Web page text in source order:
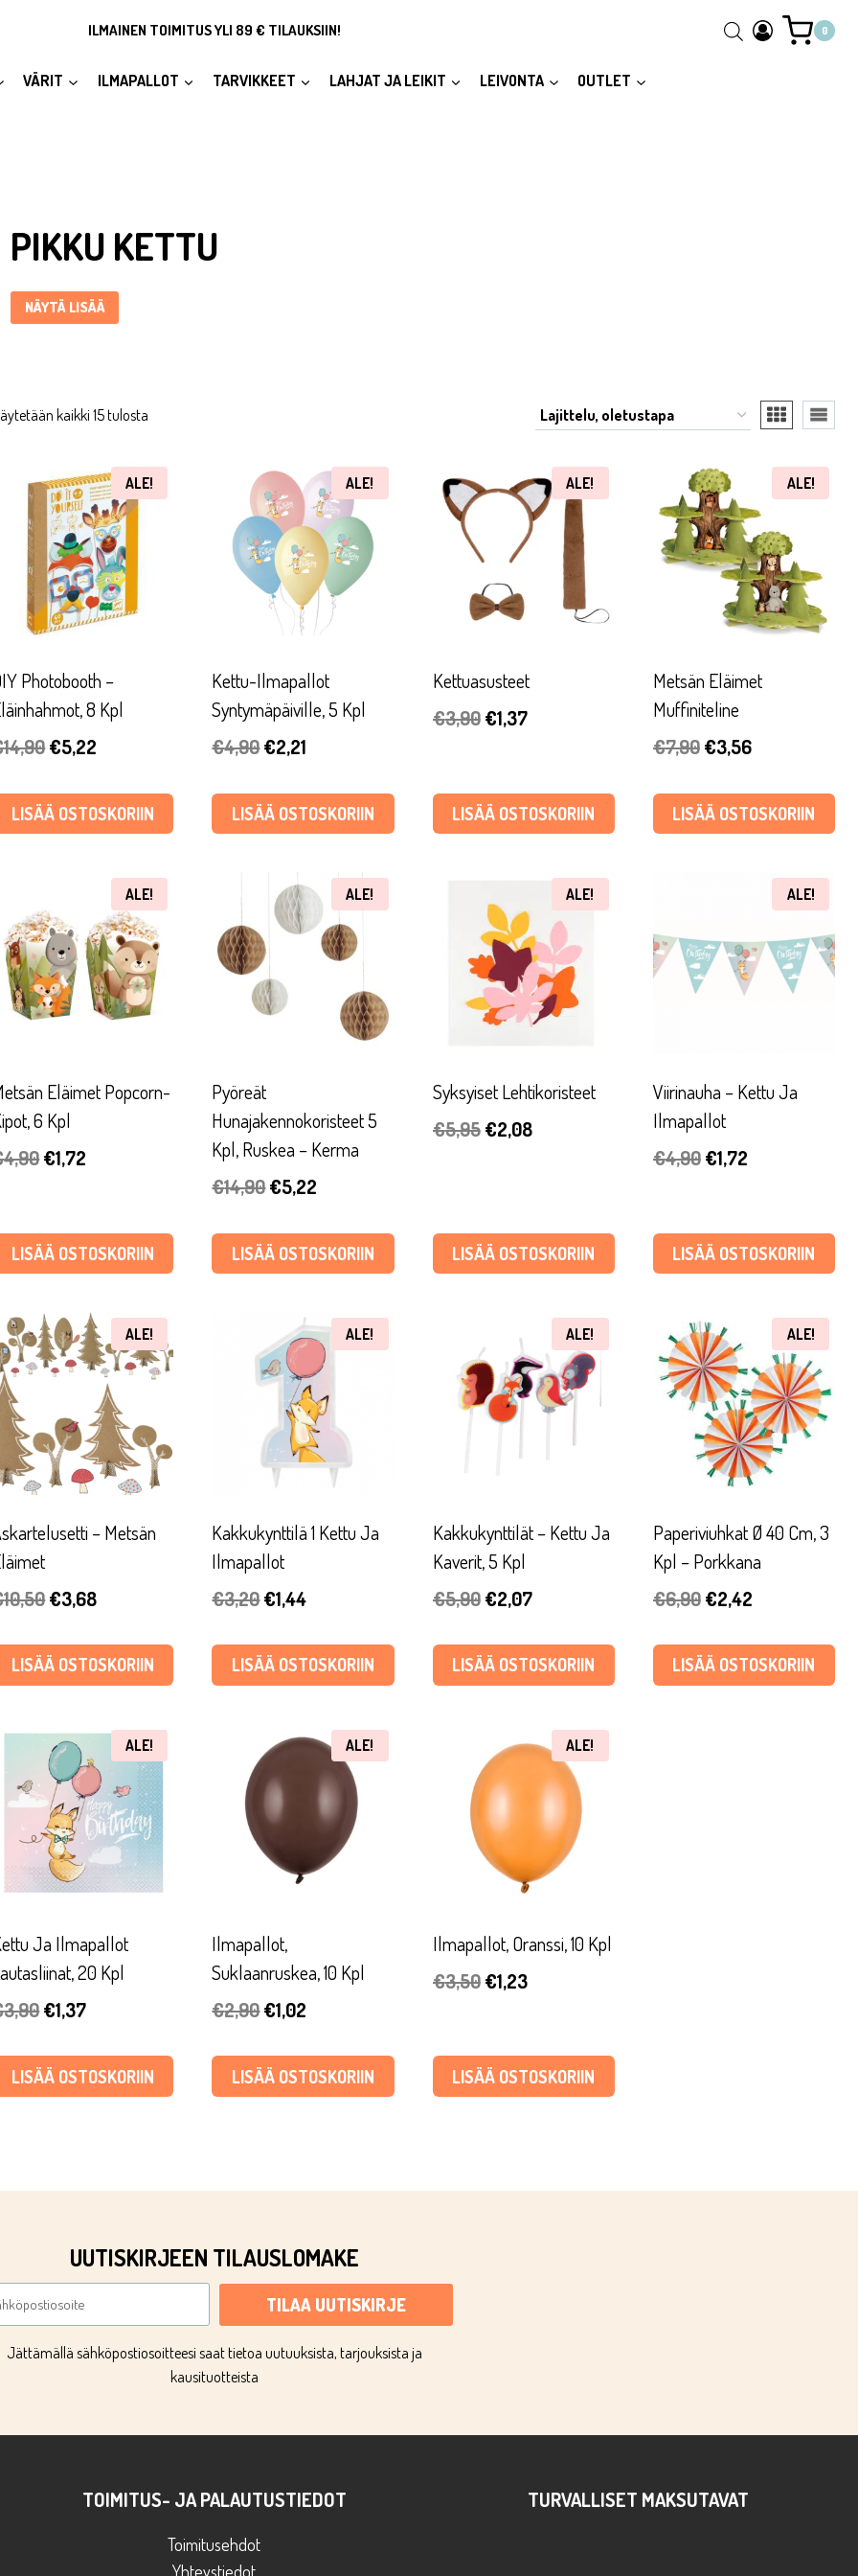
ILMAINEN TOIMITUS YLI 89 € TILAUKSIIN! 0
VÄRIT ILMAPALLOT TARVIKKEET LAHJAT JA LEIKIT LEIVONTA OUTLET
Pikku kettu ... Content continues. Activate the Näytä lisää button to reveal the full content.
PIKKU KETTU
NÄYTÄ LISÄÄ
kaikki 15 tulosta
ALE!
Photobooth –
8 Kpl
14,90Alkuperäinen
oli:
€14,90.
€5,22
on:
€5,22.
LISÄÄ OSTOSKORIIN
ALE!
Kettu-Ilmapallot
Syntymäpäiville, 5 Kpl
€4,90Alkuperäinen
oli:
€4,90.
€2,21
on:
€2,21.
LISÄÄ OSTOSKORIIN
ALE!
Kettuasusteet
€3,90 Alkuperäinen
€3,90.
€1,37Nykyinen
€1,37.
LISÄÄ OSTOSKORIIN
ALE!
Metsän Eläimet
Muffiniteline
€7,90 Alkuperäinen
oli:
€7,90.
€3,56Nykyinen
on:
€3,56.
LISÄÄ OSTOSKORIIN
ALE!
Eläimet Popcorn-
6 Kpl
4,90Alkuperäinen
€4,90.
€1,72
€1,72.
LISÄÄ OSTOSKORIIN
ALE!
Pyöreät
Hunajakennokoristeet 5
Kpl, Ruskea – Kerma
€14,90Alkuperäinen
oli:
€14,90.
€5,22
on:
€5,22.
LISÄÄ OSTOSKORIIN
ALE!
Syksyiset Lehtikoristeet
€5,95 Alkuperäinen
€2,08Nykyinen
LISÄÄ OSTOSKORIIN
ALE!
Viirinauha – Kettu Ja
Ilmapallot
€4,90 Alkuperäinen
€4,90.
€1,72Nykyinen
€1,72.
LISÄÄ OSTOSKORIIN
ALE!
– Metsän
10,50Alkuperäinen
oli:
€10,50.
€3,68Nykyinen
on:
€3,68.
LISÄÄ OSTOSKORIIN
ALE!
Kakkukynttilä 1 Kettu Ja
Ilmapallot
€3,20Alkuperäinen
oli:
€3,20.
€1,44Nykyinen
on:
€1,44.
LISÄÄ OSTOSKORIIN
ALE!
Kakkukynttilät – Kettu Ja
Kaverit, 5 Kpl
€5,90 Alkuperäinen
oli:
€5,90.
€2,07Nykyinen
on:
€2,07.
LISÄÄ OSTOSKORIIN
ALE!
Paperiviuhkat Ø 40 Cm, 3
Kpl – Porkkana
€6,90 Alkuperäinen
oli:
€6,90.
€2,42Nykyinen
on:
€2,42.
LISÄÄ OSTOSKORIIN
ALE!
Ja Ilmapallot
20 Kpl
3,90Alkuperäinen
oli:
€3,90.
€1,37Nykyinen
on:
€1,37.
LISÄÄ OSTOSKORIIN
ALE!
Ilmapallot,
Suklaanruskea, 10 Kpl
€2,90Alkuperäinen
oli:
€2,90.
€1,02
on:
€1,02.
LISÄÄ OSTOSKORIIN
ALE!
Ilmapallot, Oranssi, 10 Kpl
€3,50 Alkuperäinen
€3,50.
€1,23Nykyinen
€1,23.
LISÄÄ OSTOSKORIIN
UUTISKIRJEEN TILAUSLOMAKE
TILAA UUTISKIRJE
Jättämällä sähköpostiosoitteesi saat tietoa uutuuksista, tarjouksista ja
kausituotteista
TOIMITUS- JA PALAUTUSTIEDOT
Toimitusehdot
Yhteystiedot
TURVALLISET MAKSUTAVAT